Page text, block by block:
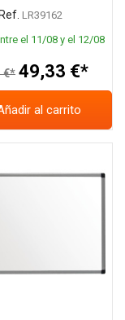
LR39162
el 11/08 y el 12/08
€* 49,33 €*
al carrito